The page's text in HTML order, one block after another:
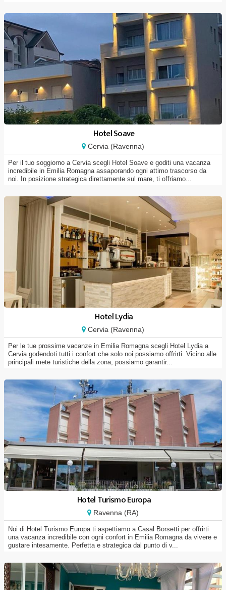
Hotel Soave
Cervia (Ravenna)
Per il tuo soggiorno a Cervia scegli Hotel Soave e goditi una vacanza
incredibile in Emilia Romagna assaporando ogni attimo trascorso da
noi. In posizione strategica direttamente sul mare, ti offriamo...
Hotel Lydia
Cervia (Ravenna)
Per le tue prossime vacanze in Emilia Romagna scegli Hotel Lydia a
Cervia godendoti tutti i confort che solo noi possiamo offrirti. Vicino alle
principali mete turistiche della zona, possiamo garantir...
Hotel Turismo Europa
Ravenna (RA)
Noi di Hotel Turismo Europa ti aspettiamo a Casal Borsetti per offrirti
una vacanza incredibile con ogni confort in Emilia Romagna da vivere e
gustare intesamente. Perfetta e strategica dal punto di v...